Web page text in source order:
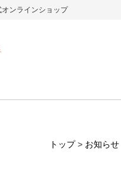
ンラインショップ
トップ> お知らせ